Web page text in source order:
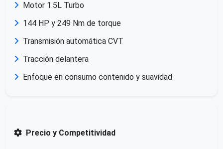
Motor 1.5L Turbo
144 HP y 249 Nm de torque
Transmisión automática CVT
Tracción delantera
Enfoque en consumo contenido y suavidad
Precio y Competitividad